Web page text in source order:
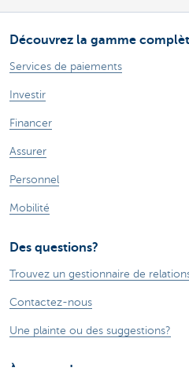
Découvrez la gamme
Services de paiements
Investir
Financer
Assurer
Personnel
Mobilité
Des questions?
Trouvez un gestionnaire de
Contactez-nous
Une plainte ou des suggestions?
À propos de nous